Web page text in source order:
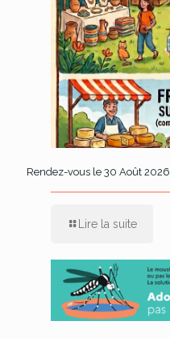
Rendez-vous le 30 Août 2026
Lire la suite